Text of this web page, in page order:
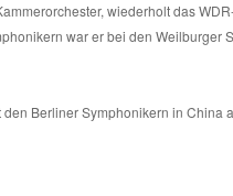
wiederholt das
war er bei den Weilburger
Berliner Symphonikern in China